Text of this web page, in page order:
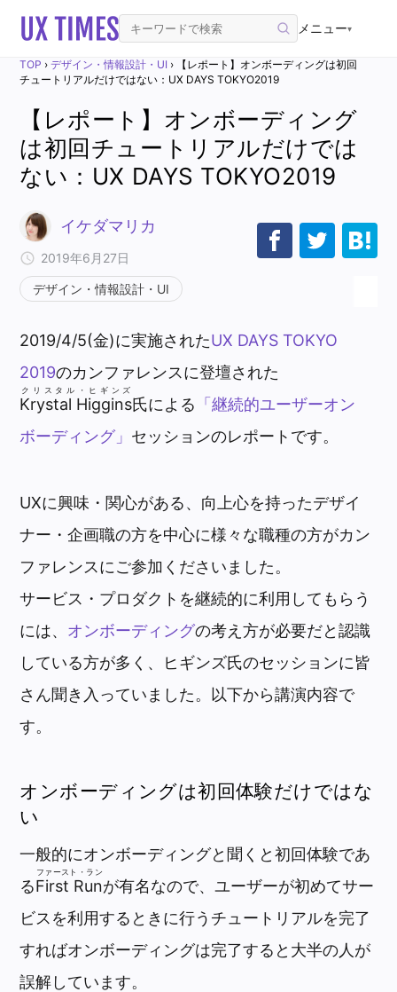
メニュー▾
TOP ›デザイン・情報設計・UI ›
【レポート】オンボーディングは初回
チュートリアルだけではない：UX DAYS TOKYO2019
【レポート】オンボーディング
は初回チュートリアルだけでは
ない：UX DAYS TOKYO2019
イケダマリカ
2019年6月27日
デザイン・情報設計・UI
2019/4/5(金)に実施されたUX DAYS TOKYO
2019のカンファレンスに登壇された
Krystal Higgins
クリスタル・ヒギンズ
氏による 「継続的ユーザーオン
ボーディング」 セッションのレポートです。
UXに興味・関心がある、向上心を持ったデザイ
ナー・企画職の方を中心に様々な職種の方がカン
ファレンスにご参加くださいました。
サービス・プロダクトを継続的に利用してもらう
には、 オンボーディングの考え方が必要だと認識
している方が多く、ヒギンズ氏のセッションに皆
さん聞き入っていました。以下から講演内容で
す。
オンボーディングは初回体験だけではな
い
一般的にオンボーディングと聞くと初回体験であ
るFirst Run
ファースト・ラン
が有名なので、ユーザーが初めてサー
ビスを利用するときに行うチュートリアルを完了
すればオンボーディングは完了すると大半の人が
誤解しています。